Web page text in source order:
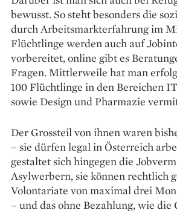
bewusst. So steht besonders die
durch Arbeitsmarkterfahrung im
Flüchtlinge werden auch auf
vorbereitet, online gibt es
Fragen. Mittlerweile hat man
100 Flüchtlinge in den ­Bereichen
sowie ­Design und Pharmazie
Der Grossteil von ihnen waren
– sie dürfen legal in Österreich
gestaltet sich hingegen die
Asylwerbern, sie können rechtlich
Volontariate von maximal drei
– und das ohne Bezahlung, wie